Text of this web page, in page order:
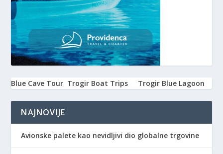
Blue Cave Tour Trogir Boat Trips Trogir Blue Lagoon
NAJNOVIJE
Avionske palete kao nevidljivi dio globalne trgovine